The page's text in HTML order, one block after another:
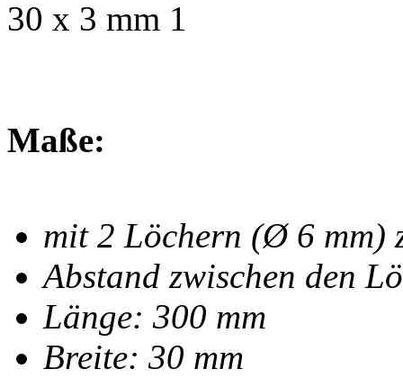
Maße:
mit 2 Löchern (Ø 6 mm)
Abstand zwischen den
Länge: 300 mm
Breite: 30 mm